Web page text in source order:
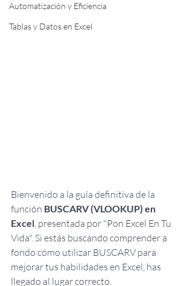
Automatización y Eficiencia
Tablas y Datos en Excel
Bienvenido a la guía definitiva de la
función BUSCARV (VLOOKUP) en
Excel, presentada por "Pon Excel En Tu
Vida". Si estás buscando comprender a
fondo cómo utilizar BUSCARV para
mejorar tus habilidades en Excel, has
llegado al lugar correcto.